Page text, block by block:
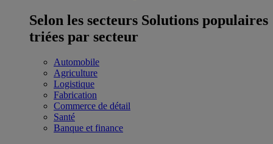
Selon les secteurs Solutions populaires
triées par secteur
Automobile
Agriculture
Logistique
Fabrication
Commerce de détail
Santé
Banque et finance